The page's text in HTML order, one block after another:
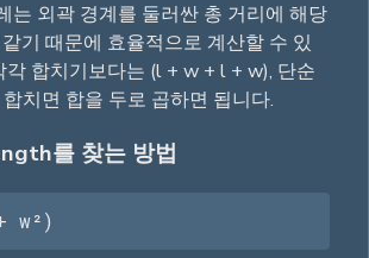
는 외곽 경계를 둘러싼 총 거리에 해당
기 때문에 효율적으로 계산할 수 있
각 합치기보다는 (l + w + l + w), 단순
치면 합을 두로 곱하면 됩니다.
를 찾는 방법
w²)